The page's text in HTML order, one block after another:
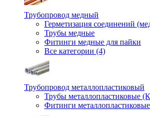
Трубопровод медный
Герметизация соединений
Трубы медные
Фитинги медные для пайки
Все категории (4)
Трубопровод металлопластиковый
Трубы металлопластиковые
Фитинги металлопластиковые